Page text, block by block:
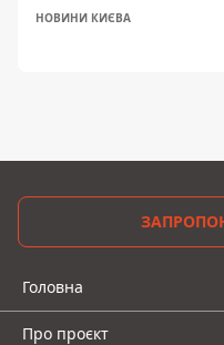
НОВИНИ КИЄВА
Головна
Про проєкт